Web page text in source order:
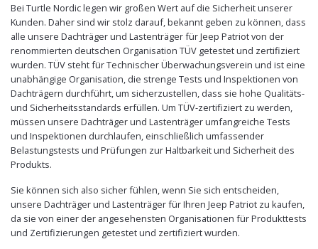
Bei Turtle Nordic legen wir großen Wert auf die Sicherheit unserer
Kunden. Daher sind wir stolz darauf, bekannt geben zu können, dass
alle unsere Dachträger und Lastenträger für Jeep Patriot von der
renommierten deutschen Organisation TÜV getestet und zertifiziert
wurden. TÜV steht für Technischer Überwachungsverein und ist eine
unabhängige Organisation, die strenge Tests und Inspektionen von
Dachträgern durchführt, um sicherzustellen, dass sie hohe Qualitäts-
und Sicherheitsstandards erfüllen. Um TÜV-zertifiziert zu werden,
müssen unsere Dachträger und Lastenträger umfangreiche Tests
und Inspektionen durchlaufen, einschließlich umfassender
Belastungstests und Prüfungen zur Haltbarkeit und Sicherheit des
Produkts.
Sie können sich also sicher fühlen, wenn Sie sich entscheiden,
unsere Dachträger und Lastenträger für Ihren Jeep Patriot zu kaufen,
da sie von einer der angesehensten Organisationen für Produkttests
und Zertifizierungen getestet und zertifiziert wurden.